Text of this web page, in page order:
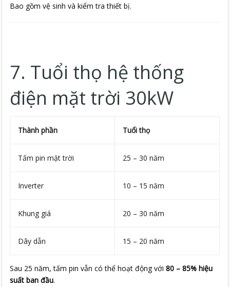
Bao gồm vệ sinh và kiểm tra thiết bị.
7. Tuổi thọ hệ thống
điện mặt trời 30kW
Thành phần Tuổi thọ
Tấm pin mặt trời 25 – 30 năm
Inverter 10 – 15 năm
Khung giá 20 – 30 năm
Dây dẫn 15 – 20 năm
Sau 25 năm, tấm pin vẫn có thể hoạt động với80 – 85% hiệu
suất ban đầu.